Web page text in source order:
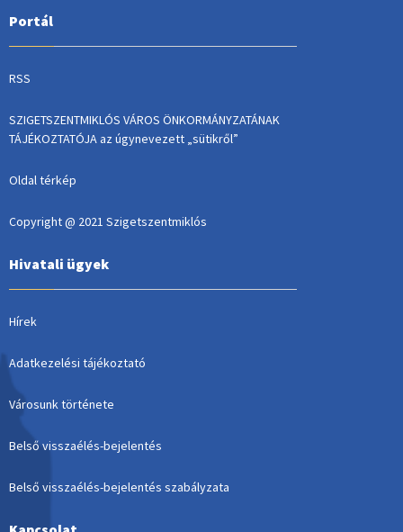
Portál
RSS
SZIGETSZENTMIKLÓS VÁROS ÖNKORMÁNYZATÁNAK
TÁJÉKOZTATÓJA az úgynevezett „sütikről”
Oldal térkép
Copyright @ 2021 Szigetszentmiklós
Hivatali ügyek
Hírek
Adatkezelési tájékoztató
Városunk története
Belső visszaélés-bejelentés
Belső visszaélés-bejelentés szabályzata